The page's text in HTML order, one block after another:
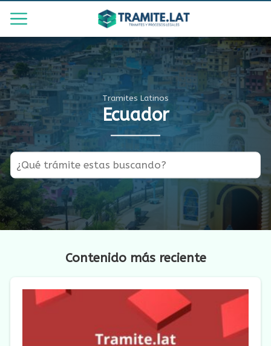
Tramites Latinos
Ecuador
Contenido más reciente